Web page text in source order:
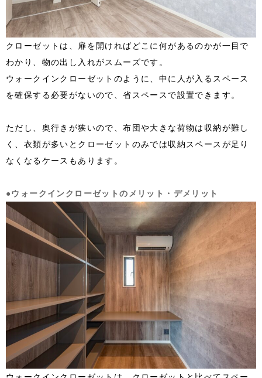
クローゼットは、扉を開ければどこに何があるのかが一目で
わかり、物の出し入れがスムーズです。
ウォークインクローゼットのように、中に人が入るスペース
を確保する必要がないので、省スペースで設置できます。
ただし、奥行きが狭いので、布団や大きな荷物は収納が難し
く、衣類が多いとクローゼットのみでは収納スペースが足り
なくなるケースもあります。
●ウォークインクローゼットのメリット・デメリット